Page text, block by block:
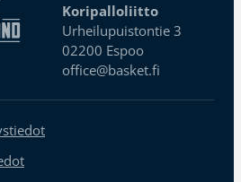
Koripalloliitto
Urheilupuistontie 3
02200 Espoo
office@basket.fi